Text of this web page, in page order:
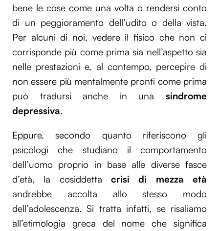
bene le cose come una volta o rendersi conto
di un peggioramento dell’udito o della vista.
Per alcuni di noi, vedere il fisico che non ci
corrisponde più come prima sia nell’aspetto sia
nelle prestazioni e, al contempo, percepire di
non essere più mentalmente pronti come prima
può tradursi anche in una sindrome
depressiva.
Eppure, secondo quanto riferiscono gli
psicologi che studiano il comportamento
dell’uomo proprio in base alle diverse fasce
d’età, la cosiddetta crisi di mezza età
andrebbe accolta allo stesso modo
dell’adolescenza. Si tratta infatti, se risaliamo
all’etimologia greca del nome che significa